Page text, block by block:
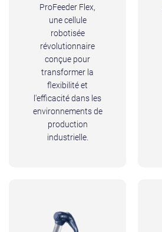
ProFeeder Flex,
une cellule
robotisée
révolutionnaire
conçue pour
transformer la
flexibilité et
l'efficacité dans les
environnements de
production
industrielle.